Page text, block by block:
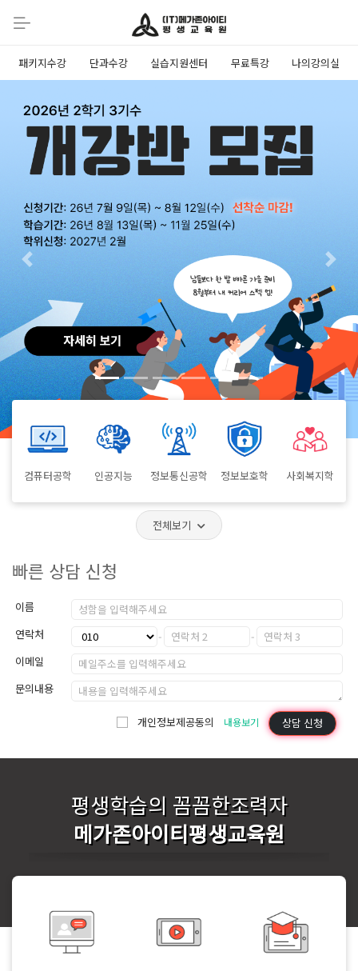
패키지수강 단과수강 실습지원센터 무료특강 나의강의실
Previous Next
컴퓨터공학 인공지능 정보통신공학 정보보호학 사회복지학
전체보기
빠른 상담 신청
이름
연락처
이메일
문의내용
개인정보제공동의 내용보기 상담 신청
평생학습의 꼼꼼한조력자
메가존아이티평생교육원